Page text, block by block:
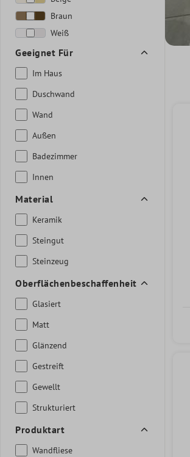
Braun
Weiß
Geeignet Für
Im Haus
Duschwand
Wand
Außen
Badezimmer
Innen
Material
Keramik
Steingut
Steinzeug
Oberflächenbeschaffenheit
Glasiert
Matt
Glänzend
Gestreift
Gewellt
Strukturiert
Produktart
Wandfliese